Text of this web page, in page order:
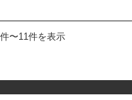
〜11件を表示